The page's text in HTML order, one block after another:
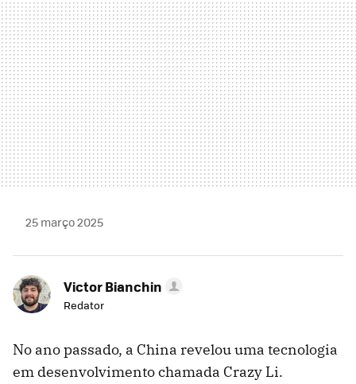
25 março 2025
Victor Bianchin
Redator
No ano passado, a China revelou uma tecnologia
em desenvolvimento chamada Crazy Li.